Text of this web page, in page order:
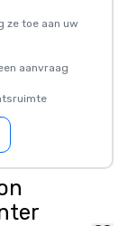
ze toe aan uw
aanvraag